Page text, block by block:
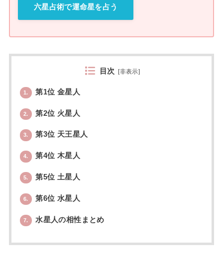
六星占術で運命星を占う
目次 [非表示]
1. 第1位 金星人
2. 第2位 火星人
3. 第3位 天王星人
4. 第4位 木星人
5. 第5位 土星人
6. 第6位 水星人
7. 水星人の相性まとめ